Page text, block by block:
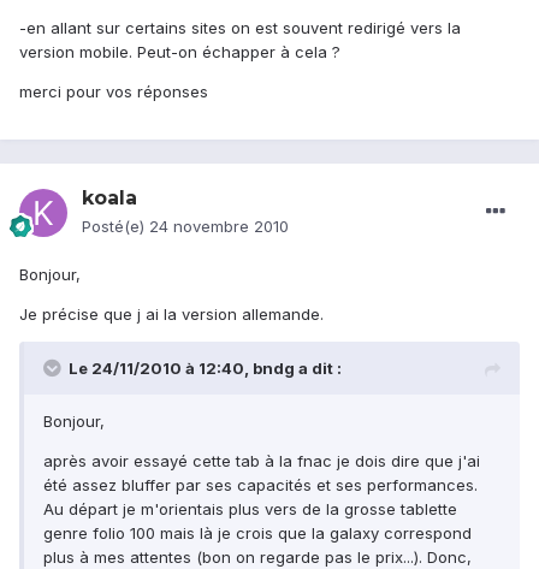
-en allant sur certains sites on est souvent redirigé vers la
version mobile. Peut-on échapper à cela ?
merci pour vos réponses
koala
Posté(e) 24 novembre 2010
Bonjour,
Je précise que j ai la version allemande.
Le 24/11/2010 à 12:40, bndg a dit :
Bonjour,
après avoir essayé cette tab à la fnac je dois dire que j'ai
été assez bluffer par ses capacités et ses performances.
Au départ je m'orientais plus vers de la grosse tablette
genre folio 100 mais là je crois que la galaxy correspond
plus à mes attentes (bon on regarde pas le prix...). Donc,